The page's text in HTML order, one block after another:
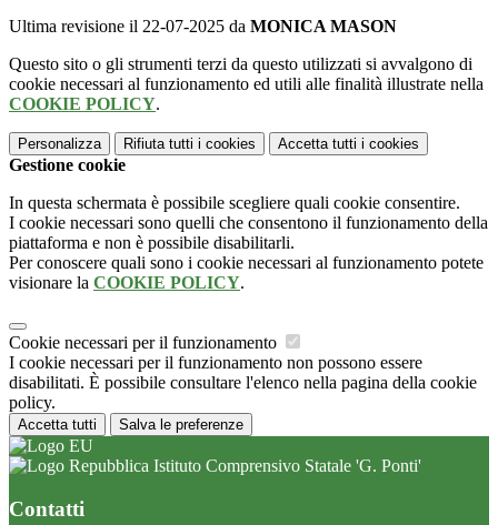
Ultima revisione il 22-07-2025 da MONICA MASON
Questo sito o gli strumenti terzi da questo utilizzati si avvalgono di
cookie necessari al funzionamento ed utili alle finalità illustrate nella
COOKIE POLICY.
Personalizza Rifiuta tutti i cookies Accetta tutti i cookies
Gestione cookie
In questa schermata è possibile scegliere quali cookie consentire.
I cookie necessari sono quelli che consentono il funzionamento della
piattaforma e non è possibile disabilitarli.
Per conoscere quali sono i cookie necessari al funzionamento potete
visionare la COOKIE POLICY.
Cookie necessari per il funzionamento
I cookie necessari per il funzionamento non possono essere
disabilitati. È possibile consultare l'elenco nella pagina della cookie
policy.
Accetta tutti Salva le preferenze
Istituto Comprensivo Statale 'G. Ponti'
Contatti